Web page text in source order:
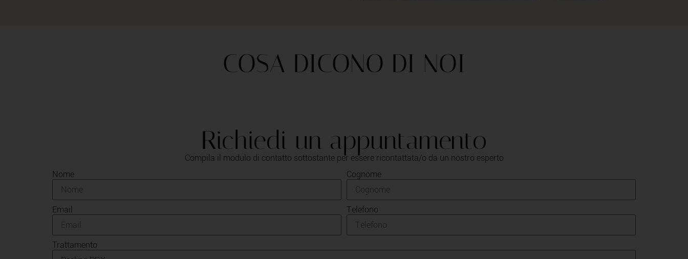
COSA DICONO DI NOI
Richiedi un appuntamento
Compila il modulo di contatto sottostante per essere ricontattata/o da un nostro esperto
Nome
Cognome
Email Telefono
Trattamento